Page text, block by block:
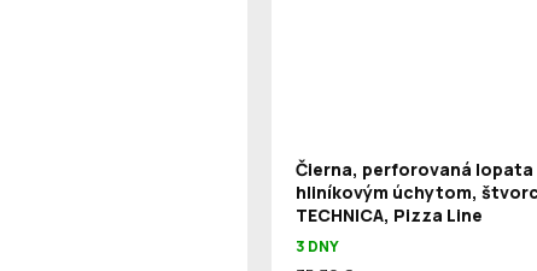
Čierna, perforovaná
hliníkovým úchytom,
TECHNICA, Pizza Line
3 DNY